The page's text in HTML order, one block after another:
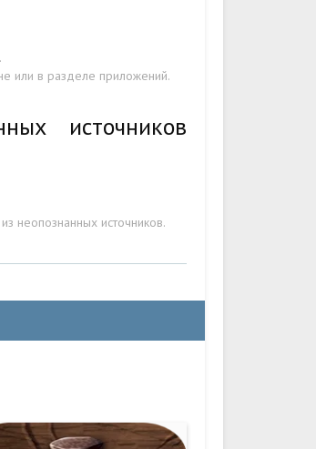
или в разделе приложений.
источников
неопознанных источников.